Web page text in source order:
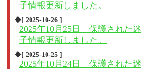
子情報更新しました。
◆[ 2025-10-26 ]
2025年10月25日 保護された迷
子情報更新しました。
◆[ 2025-10-25 ]
2025年10月24日 保護された迷